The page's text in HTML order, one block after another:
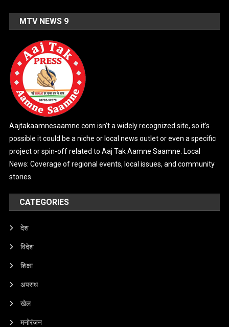
MTV NEWS 9
Aajtakaamnesaamne.com isn’t a widely recognized site, so it’s
possible it could be a niche or local news outlet or even a specific
project or spin-off related to Aaj Tak Aamne Saamne. Local
News: Coverage of regional events, local issues, and community
stories.
CATEGORIES
देश
विदेश
शिक्षा
अपराध
खेल
मनोरंजन